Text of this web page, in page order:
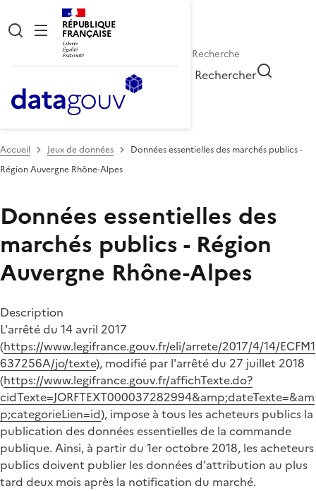
RÉPUBLIQUE
FRANÇAISE
Rechercher
Accueil Jeux de données
Données essentielles des marchés publics -
Région Auvergne Rhône-Alpes
Données essentielles des
marchés publics - Région
Auvergne Rhône-Alpes
Description
L'arrêté du 14 avril 2017
(https://www.legifrance.gouv.fr/eli/arrete/2017/4/14/ECFM1
637256A/jo/texte), modifié par l'arrêté du 27 juillet 2018
(https://www.legifrance.gouv.fr/affichTexte.do?
cidTexte=JORFTEXT000037282994&amp;dateTexte=&am
p;categorieLien=id), impose à tous les acheteurs publics la
publication des données essentielles de la commande
publique. Ainsi, à partir du 1er octobre 2018, les acheteurs
publics doivent publier les données d'attribution au plus
tard deux mois après la notification du marché.